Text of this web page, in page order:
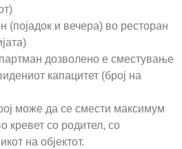
(појадок и вечера) во ресторан
дозволено е сместување
капацитет (број на
може да се смести максимум
кревет со родител, со
на објектот.